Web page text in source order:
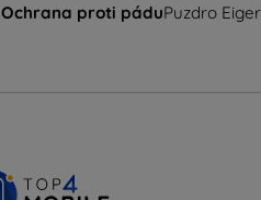
Ochrana proti páduPuzdro